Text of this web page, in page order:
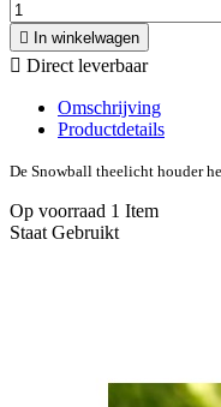
 In winkelwagen
 Direct leverbaar
Omschrijving
Productdetails
De Snowball theelicht houder
Op voorraad 1 Item
StaatGebruikt